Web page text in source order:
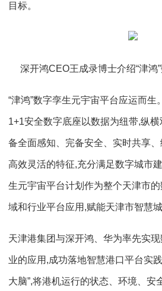
目标。
深开鸿CEO王成录博士介绍“津鸿
“津鸿”数字孪生元宇宙平台应运而
1+1安全数字底座以数据为纽带,纵
备全面感知、完备安全、实时共享、
高效灵活的特征,充分满足数字城市
生元宇宙平台计划作为整个天津市
域和行业平台应用,赋能天津市智慧城
天津港集团与深开鸿、华为率先实
业的应用,成功落地智慧港口平台实
大脑”,将港机运行的状态、环境、安